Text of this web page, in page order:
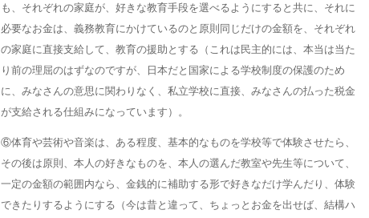
も、それぞれの家庭が、好きな教育手段を選べるようにすると共に、それに
必要なお金は、義務教育にかけているのと原則同じだけの金額を、それぞれ
の家庭に直接支給して、教育の援助とする（これは民主的には、本当は当た
り前の理屈のはずなのですが、日本だと国家による学校制度の保護のため
に、みなさんの意思に関わりなく、私立学校に直接、みなさんの払った税金
が支給される仕組みになっています）。
⑥体育や芸術や音楽は、ある程度、基本的なものを学校等で体験させたら、
その後は原則、本人の好きなものを、本人の選んだ教室や先生等について、
一定の金額の範囲内なら、金銭的に補助する形で好きなだけ学んだり、体験
できたりするようにする（今は昔と違って、ちょっとお金を出せば、結構ハ